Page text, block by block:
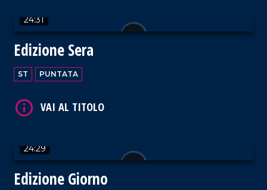
24:31
Edizione Sera
ST PUNTATA
24:29
Edizione Giorno
VAI AL TITOLO